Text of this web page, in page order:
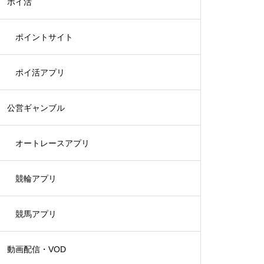
ポイ活
ポイントサイト
ポイ活アプリ
公営ギャンブル
オートレースアプリ
競輪アプリ
競馬アプリ
動画配信・VOD